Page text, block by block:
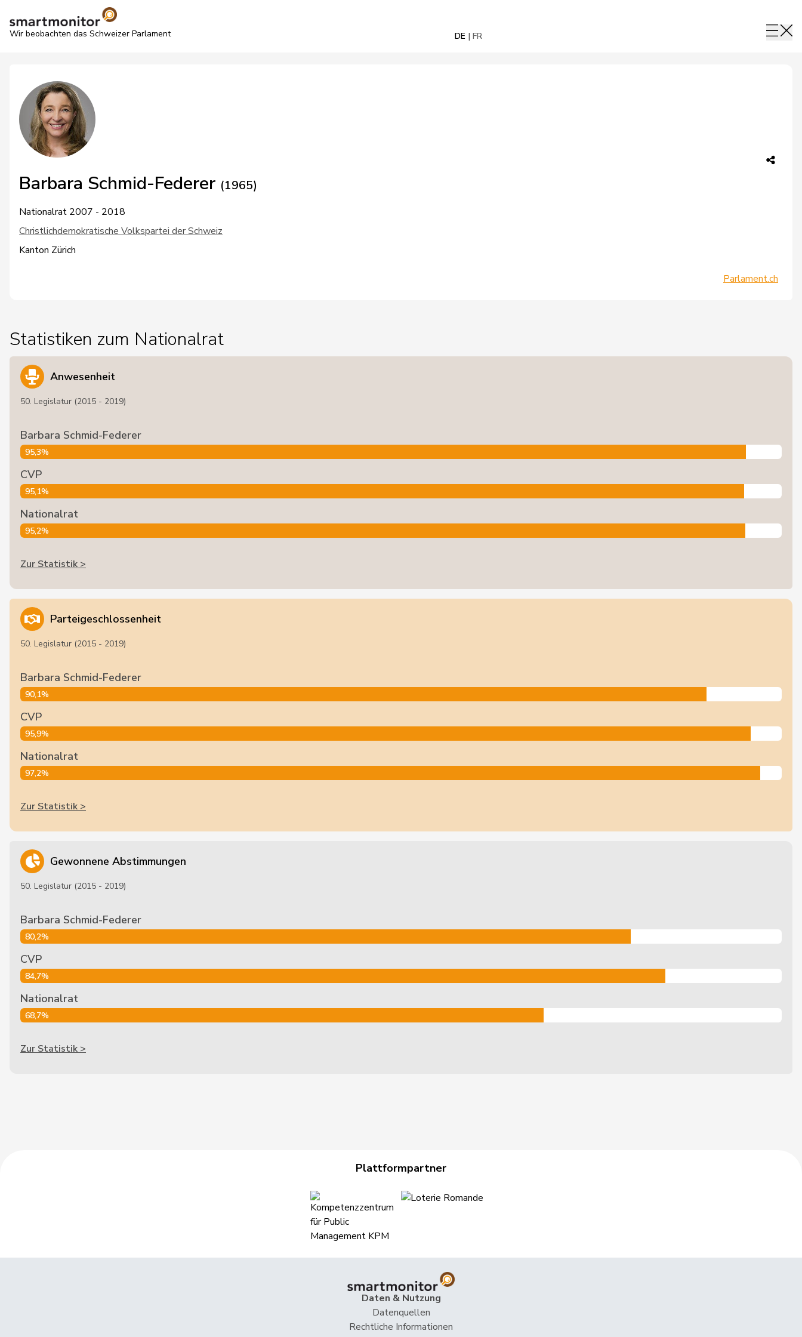
Wir beobachten das Schweizer Parlament DE FR
Barbara Schmid-Federer (1965)
Nationalrat 2007 - 2018
Christlichdemokratische Volkspartei der Schweiz
Kanton Zürich
Parlament.ch
Statistiken zum Nationalrat
Anwesenheit
50. Legislatur (2015 - 2019)
Barbara Schmid-Federer
95,3%
CVP
95,1%
Nationalrat
95,2%
Zur Statistik >
Parteigeschlossenheit
50. Legislatur (2015 - 2019)
Barbara Schmid-Federer
90,1%
CVP
95,9%
Nationalrat
97,2%
Zur Statistik >
Gewonnene Abstimmungen
50. Legislatur (2015 - 2019)
Barbara Schmid-Federer
80,2%
CVP
84,7%
Nationalrat
68,7%
Zur Statistik >
Plattformpartner
Daten & Nutzung
Datenquellen
Rechtliche Informationen